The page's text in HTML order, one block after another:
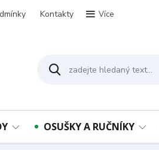
Kontakty Více
OSUŠKY A RUČNÍKY